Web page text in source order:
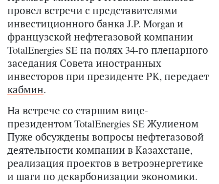
провел встречи с представителями
инвестиционного банка J.P. Morgan и
французской нефтегазовой компании
TotalEnergies SE на полях 34-го пленарного
заседания Совета иностранных
инвесторов при президенте РК, передает
кабмин.
На встрече со старшим вице-
президентом TotalEnergies SE Жулиеном
Пуже обсуждены вопросы нефтегазовой
деятельности компании в Казахстане,
реализация проектов в ветроэнергетике
и шаги по декарбонизации экономики.